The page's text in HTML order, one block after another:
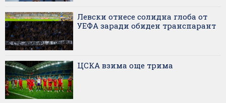
Левски отнесе солидна глоба от
УЕФА заради обиден транспарант
ЦСКА взима още трима